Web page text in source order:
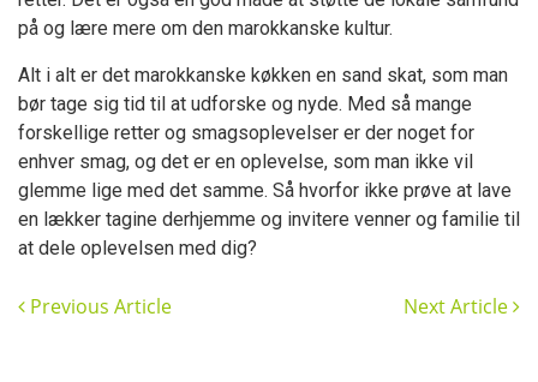
på og lære mere om den marokkanske kultur.
Alt i alt er det marokkanske køkken en sand skat, som man
bør tage sig tid til at udforske og nyde. Med så mange
forskellige retter og smagsoplevelser er der noget for
enhver smag, og det er en oplevelse, som man ikke vil
glemme lige med det samme. Så hvorfor ikke prøve at lave
en lækker tagine derhjemme og invitere venner og familie til
at dele oplevelsen med dig?
Previous Article Next Article